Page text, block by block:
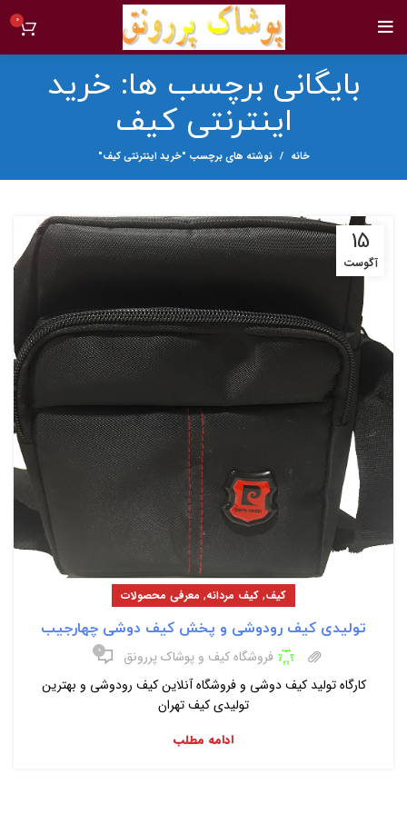
0
بایگانی برچسب ها: خرید
اینترنتی کیف
خانه نوشته های برچسب "خرید اینترنتی کیف"
15
آگوست
کیف, کیف مردانه, معرفی محصولات
تولیدی کیف رودوشی و پخش کیف دوشی چهارجیب
فروشگاه کیف و پوشاک پررونق ۰
کارگاه تولید کیف دوشی و فروشگاه آنلاین کیف رودوشی و بهترین
تولیدی کیف تهران
ادامه مطلب